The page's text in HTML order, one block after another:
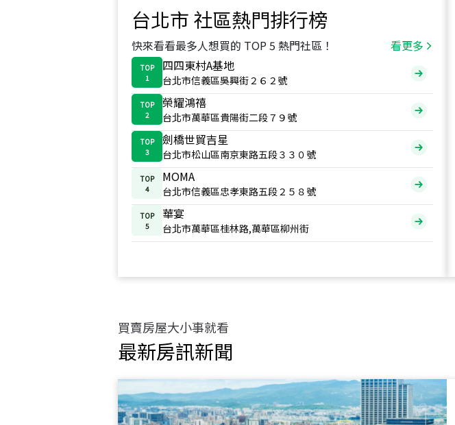
台北市 社區熱門排行榜
快來看看最多人想買的 TOP 5 熱門社區！ 看更多
TOP
1
四四東村A基地
台北市信義區吳興街２６２號
TOP
2
榮耀鴻禧
台北市萬華區貴陽街二段７９號
TOP
3
劍橋世貿吉星
台北市松山區南京東路五段３３０號
TOP
4
MOMA
台北市信義區忠孝東路五段２５８號
TOP
5
華宴
台北市萬華區桂林路,萬華區柳州街
買賣房屋大小事就看
最新房訊新聞